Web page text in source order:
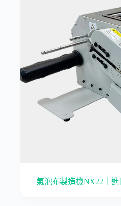
氣泡布製造機NX22｜進